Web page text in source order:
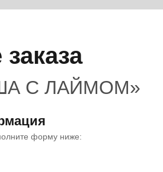
С ЛАЙМОМ»
форму ниже: